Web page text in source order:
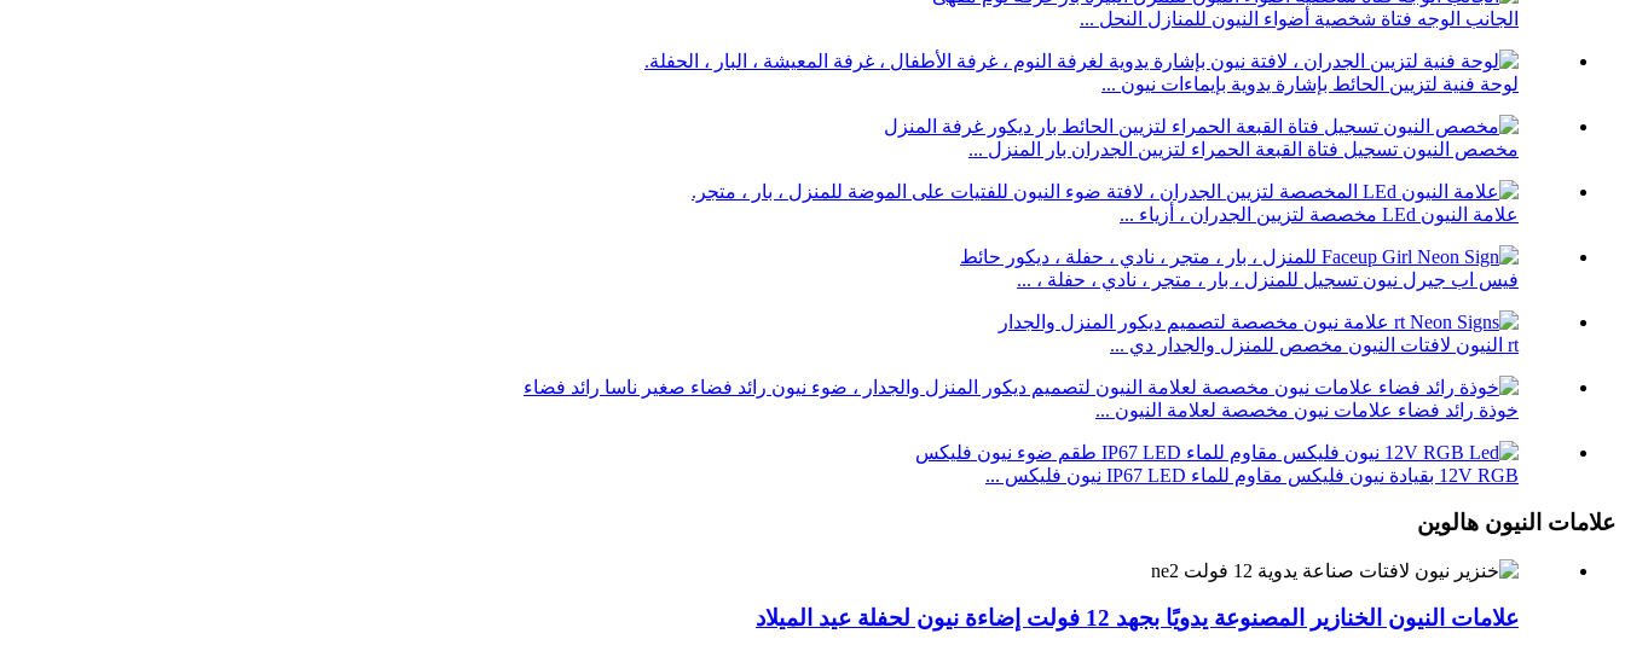
الجانب الوجه فتاة شخصية أضواء النيون للمنازل النحل ...
لوحة فنية لتزيين الحائط بإشارة يدوية بإيماءات نيون ...
مخصص النيون تسجيل فتاة القبعة الحمراء لتزيين الجدران بار المنزل ...
علامة النيون LEd مخصصة لتزيين الجدران ، أزياء ...
فيس اب جيرل نيون تسجيل للمنزل ، بار ، متجر ، نادي ، حفلة ، ...
rt النيون لافتات النيون مخصص للمنزل والجدار دي ...
خوذة رائد فضاء علامات نيون مخصصة لعلامة النيون ...
12V RGB بقيادة نيون فليكس مقاوم للماء IP67 LED نيون فليكس ...
علامات النيون هالوين
علامات النيون الخنازير المصنوعة يدويًا بجهد 12 فولت إضاءة نيون لحفلة عيد الميلاد